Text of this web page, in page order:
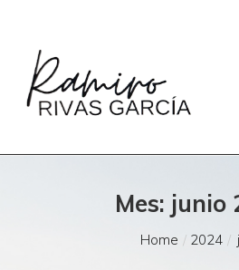
Mes: junio
Home 2024